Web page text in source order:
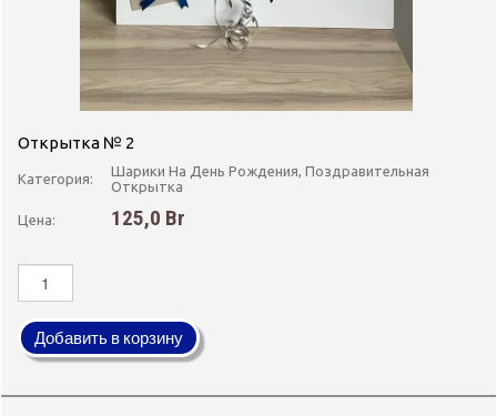
Открытка № 2
Категория:
Шарики На День Рождения, Поздравительная
Открытка
Цена: 125,0 Br
Добавить в корзину